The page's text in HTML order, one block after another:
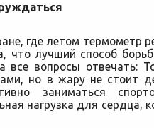
где летом термометр
что лучший способ
все вопросы отвечать:
но в жару не стоит
заниматься
нагрузка для сердца,